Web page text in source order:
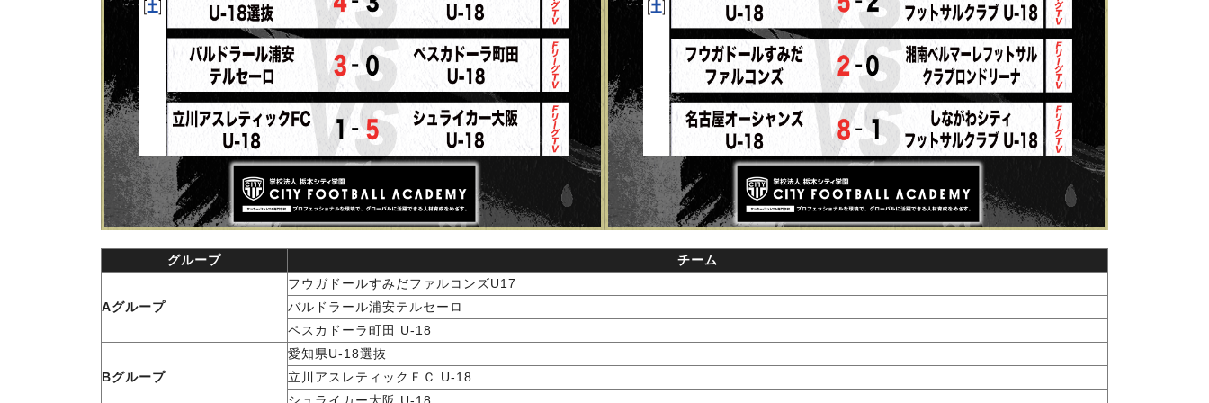
グループ チーム
Aグループ
フウガドールすみだファルコンズU17
バルドラール浦安テルセーロ
ペスカドーラ町田 U-18
Bグループ
愛知県U-18選抜
立川アスレティックＦＣ U-18